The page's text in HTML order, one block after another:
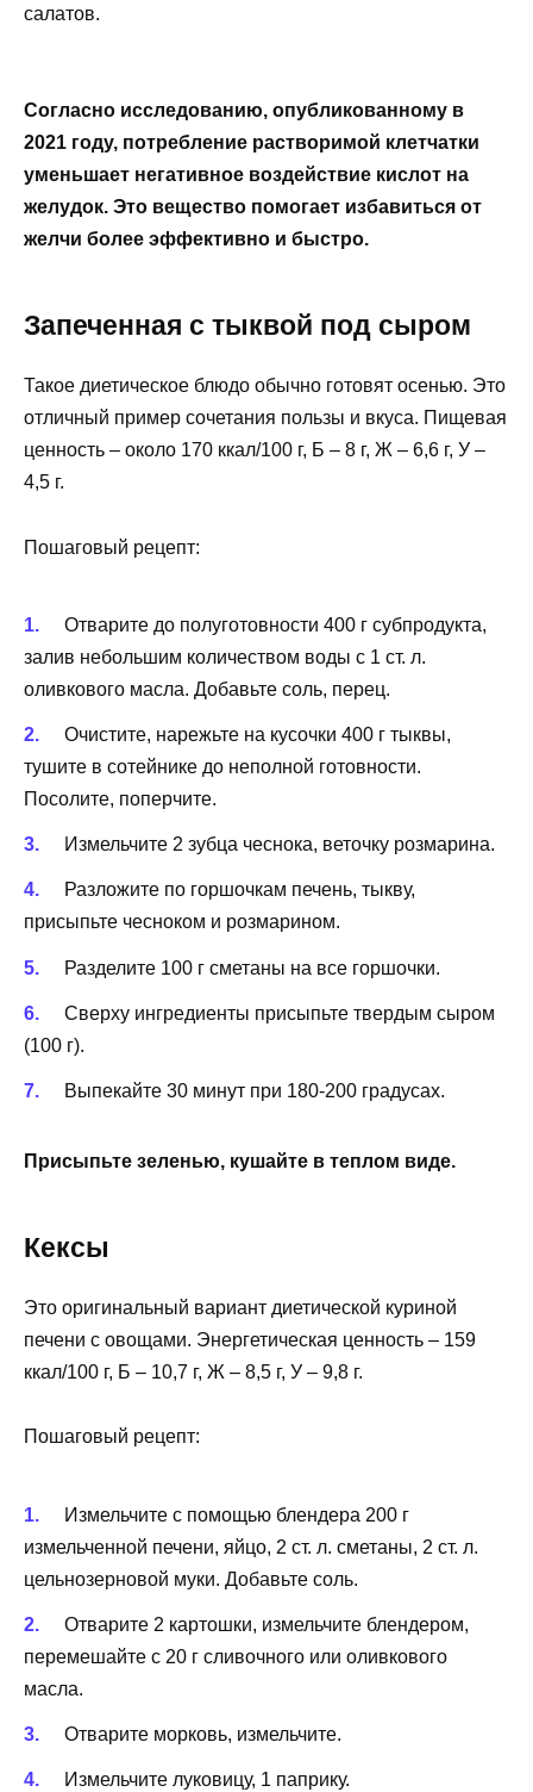
салатов.
Согласно исследованию, опубликованному в
2021 году, потребление растворимой клетчатки
уменьшает негативное воздействие кислот на
желудок. Это вещество помогает избавиться от
желчи более эффективно и быстро.
Запеченная с тыквой под сыром
Такое диетическое блюдо обычно готовят осенью. Это
отличный пример сочетания пользы и вкуса. Пищевая
ценность – около 170 ккал/100 г, Б – 8 г, Ж – 6,6 г, У –
4,5 г.
Пошаговый рецепт:
Отварите до полуготовности 400 г субпродукта,
залив небольшим количеством воды с 1 ст. л.
оливкового масла. Добавьте соль, перец.
Очистите, нарежьте на кусочки 400 г тыквы,
тушите в сотейнике до неполной готовности.
Посолите, поперчите.
Измельчите 2 зубца чеснока, веточку розмарина.
Разложите по горшочкам печень, тыкву,
присыпьте чесноком и розмарином.
Разделите 100 г сметаны на все горшочки.
Сверху ингредиенты присыпьте твердым сыром
(100 г).
Выпекайте 30 минут при 180-200 градусах.
Присыпьте зеленью, кушайте в теплом виде.
Кексы
Это оригинальный вариант диетической куриной
печени с овощами. Энергетическая ценность – 159
ккал/100 г, Б – 10,7 г, Ж – 8,5 г, У – 9,8 г.
Пошаговый рецепт:
Измельчите с помощью блендера 200 г
измельченной печени, яйцо, 2 ст. л. сметаны, 2 ст. л.
цельнозерновой муки. Добавьте соль.
Отварите 2 картошки, измельчите блендером,
перемешайте с 20 г сливочного или оливкового
масла.
Отварите морковь, измельчите.
Измельчите луковицу, 1 паприку.